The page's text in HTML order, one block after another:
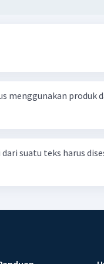
menggunakan produk
suatu teks harus